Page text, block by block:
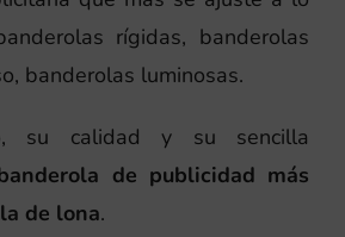
rígidas, banderolas
banderolas luminosas.
su calidad y su sencilla
de publicidad más
de lona.